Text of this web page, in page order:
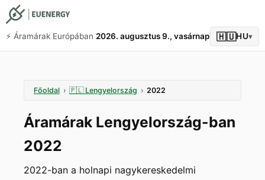
⚡️ Áramárak Európában 2026. augusztus 9., vasárnap 🇭🇺HU▾
Főoldal › 🇵🇱 Lengyelország › 2022
Áramárak Lengyelország-ban
2022
2022-ban a holnapi nagykereskedelmi